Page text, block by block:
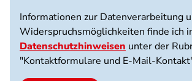
möglich.
10
MB
Limit.
Erlaubte
Informationen zur Datenverarbeitung
Widerspruchsmöglichkeiten finde ich
Datenschutzhinweisen unter der
"Kontaktformulare und E-Mail-